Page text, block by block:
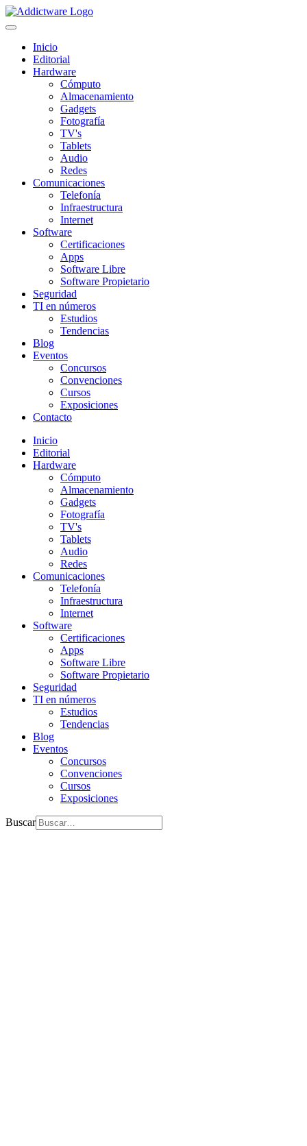
Inicio
Editorial
Hardware
Cómputo
Almacenamiento
Gadgets
Fotografía
TV's
Tablets
Audio
Redes
Comunicaciones
Telefonía
Infraestructura
Internet
Software
Certificaciones
Apps
Software Libre
Software Propietario
Seguridad
TI en números
Estudios
Tendencias
Blog
Eventos
Concursos
Convenciones
Cursos
Exposiciones
Contacto
Inicio
Editorial
Hardware
Cómputo
Almacenamiento
Gadgets
Fotografía
TV's
Tablets
Audio
Redes
Comunicaciones
Telefonía
Infraestructura
Internet
Software
Certificaciones
Apps
Software Libre
Software Propietario
Seguridad
TI en números
Estudios
Tendencias
Blog
Eventos
Concursos
Convenciones
Cursos
Exposiciones
Buscar